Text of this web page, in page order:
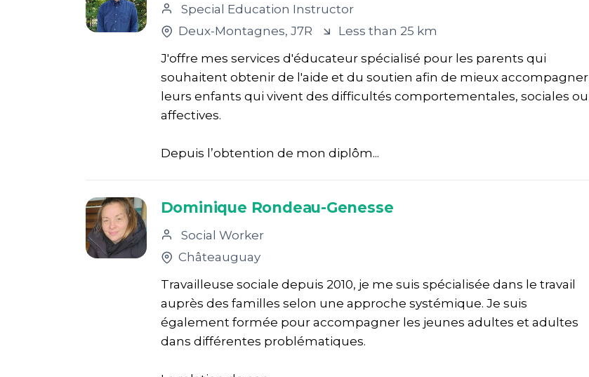
Special Education Instructor
Deux-Montagnes, J7R
Less than 25 km
J'offre mes services d'éducateur spécialisé pour les parents qui
souhaitent obtenir de l'aide et du soutien afin de mieux accompagner
leurs enfants qui vivent des difficultés comportementales, sociales ou
affectives.
Depuis l’obtention de mon diplôm...
Dominique Rondeau-Genesse
Social Worker
Châteauguay
Travailleuse sociale depuis 2010, je me suis spécialisée dans le travail
auprès des familles selon une approche systémique. Je suis
également formée pour accompagner les jeunes adultes et adultes
dans différentes problématiques.